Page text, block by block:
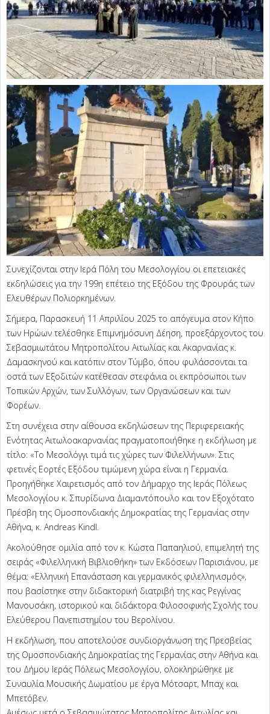
Συνεχίζονται στην Ιερά Πόλη του Μεσολογγίου οι επετειακές
εκδηλώσεις για την 199η επέτειο της Εξόδου της Φρουράς των
Ελευθέρων Πολιορκημένων.
Σήμερα, Παρασκευή 11 Απριλίου 2025 το απόγευμα στον Κήπο
των Ηρώων τελέσθηκε Επιμνημόσυνη Δέηση, προεξάρχοντος του
Σεβασμιωτάτου Μητροπολίτου Αιτωλίας και Ακαρνανίας κ.
Δαμασκηνού και κατόπιν στον Τύμβο, όπου φυλάσσονται τα
οστά των Εξοδιτών κατέθεσαν στεφάνια οι εκπρόσωποι των
Τοπικών Αρχών, των Συλλόγων, των Οργανώσεων και των
Φορέων.
Στη συνέχεια στην αίθουσα εκδηλώσεων της Περιφερειακής
Ενότητας Αιτωλοακαρνανίας πραγματοποιήθηκε η εκδήλωση με
τίτλο: «Το Μεσολόγγι τιμά τις χώρες των Φιλελλήνων». Στις
φετινές Εορτές Εξόδου τιμώμενη χώρα είναι η Γερμανία.
Προηγήθηκε Χαιρετισμός από τον Δήμαρχο της Ιεράς Πόλεως
Μεσολογγίου κ. Σπυρίδωνα Διαμαντόπουλο και τον Εξοχότατο
Πρέσβη της Ομοσπονδιακής Δημοκρατίας της Γερμανίας στην
Αθήνα, κ. Andreas Kindl.
Ακολούθησε ομιλία από τον κ. Κώστα Παπαηλιού, επιμελητή της
σειράς «Φιλελληνική Βιβλιοθήκη» των Εκδόσεων Παρισιάνου, με
θέμα: «Ελληνική Επανάσταση και γερμανικός φιλελληνισμός»,
που βασίστηκε στην διδακτορική διατριβή της κας Ρεγγίνας
Μανουσάκη, ιστορικού και διδάκτορα Φιλοσοφικής Σχολής του
Ελεύθερου Πανεπιστημίου του Βερολίνου.
Η εκδήλωση, που αποτελούσε συνδιοργάνωση της Πρεσβείας
της Ομοσπονδιακής Δημοκρατίας της Γερμανίας στην Αθήνα και
του Δήμου Ιεράς Πόλεως Μεσολογγίου, ολοκληρώθηκε με
Συναυλία Μουσικής Δωματίου με έργα Μότσαρτ, Μπαχ και
Μπετόβεν.